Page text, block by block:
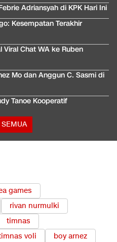
Adriansyah di KPK Hari Ini
Kesempatan Terakhir
Viral Chat WA ke Ruben
Mo dan Anggun C. Sasmi di
Tanoe Kooperatif
SEMUA
games
rivan nurmulki
timnas
voli boy arnez